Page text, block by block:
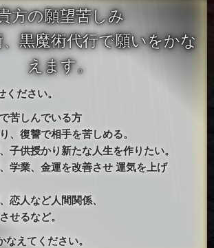
方の願望苦しみ
黒魔術代行で願いをかな
えます。
ださい。
苦しんでいる方
、復讐で相手を苦しめる。
子供授かり新たな人生を作りたい。
学業、金運を改善させ 運気を上げ
恋人など人間関係、
せるなど。
なえてください。